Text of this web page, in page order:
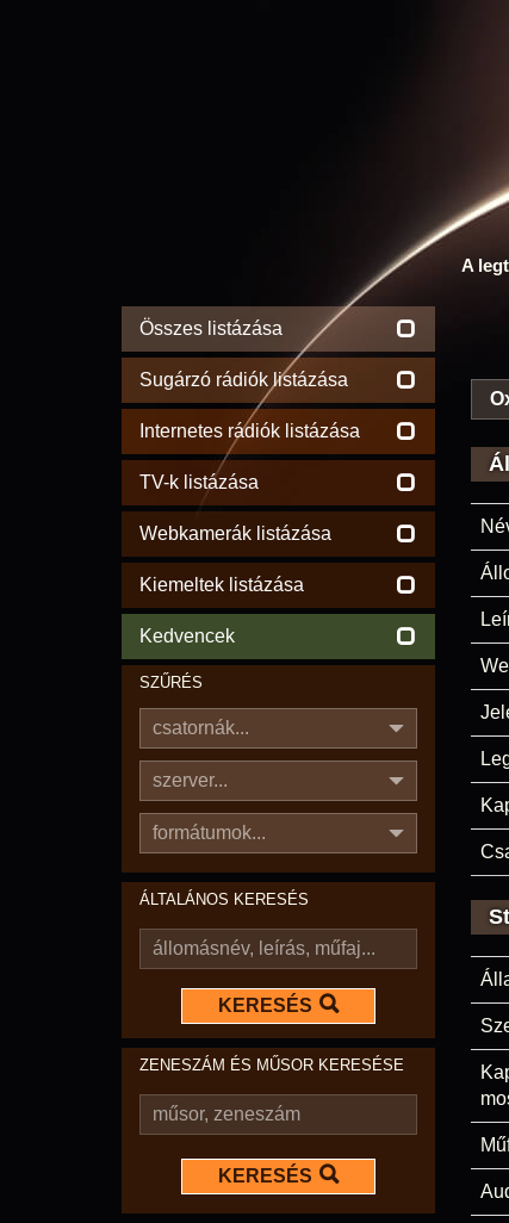
A
Összes listázása
Sugárzó rádiók listázása
Internetes rádiók listázása
TV-k listázása
Webkamerák listázása
Kiemeltek listázása
Kedvencek
SZŰRÉS
csatornák...
szerver...
formátumok...
ÁLTALÁNOS KERESÉS
KERESÉS
ZENESZÁM ÉS MŰSOR KERESÉSE
KERESÉS